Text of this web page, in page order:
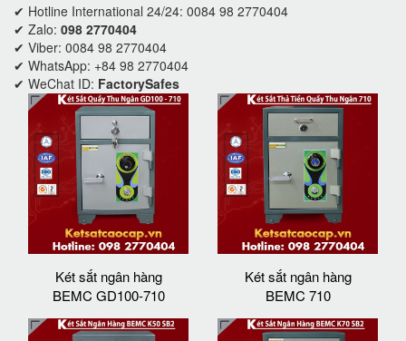
✔ Hotline International 24/24: 0084 98 2770404
✔ Zalo: 098 2770404
✔ Viber: 0084 98 2770404
✔ WhatsApp: +84 98 2770404
✔ WeChat ID: FactorySafes
Két sắt ngân hàng
BEMC GD100-710
Két sắt ngân hàng
BEMC 710